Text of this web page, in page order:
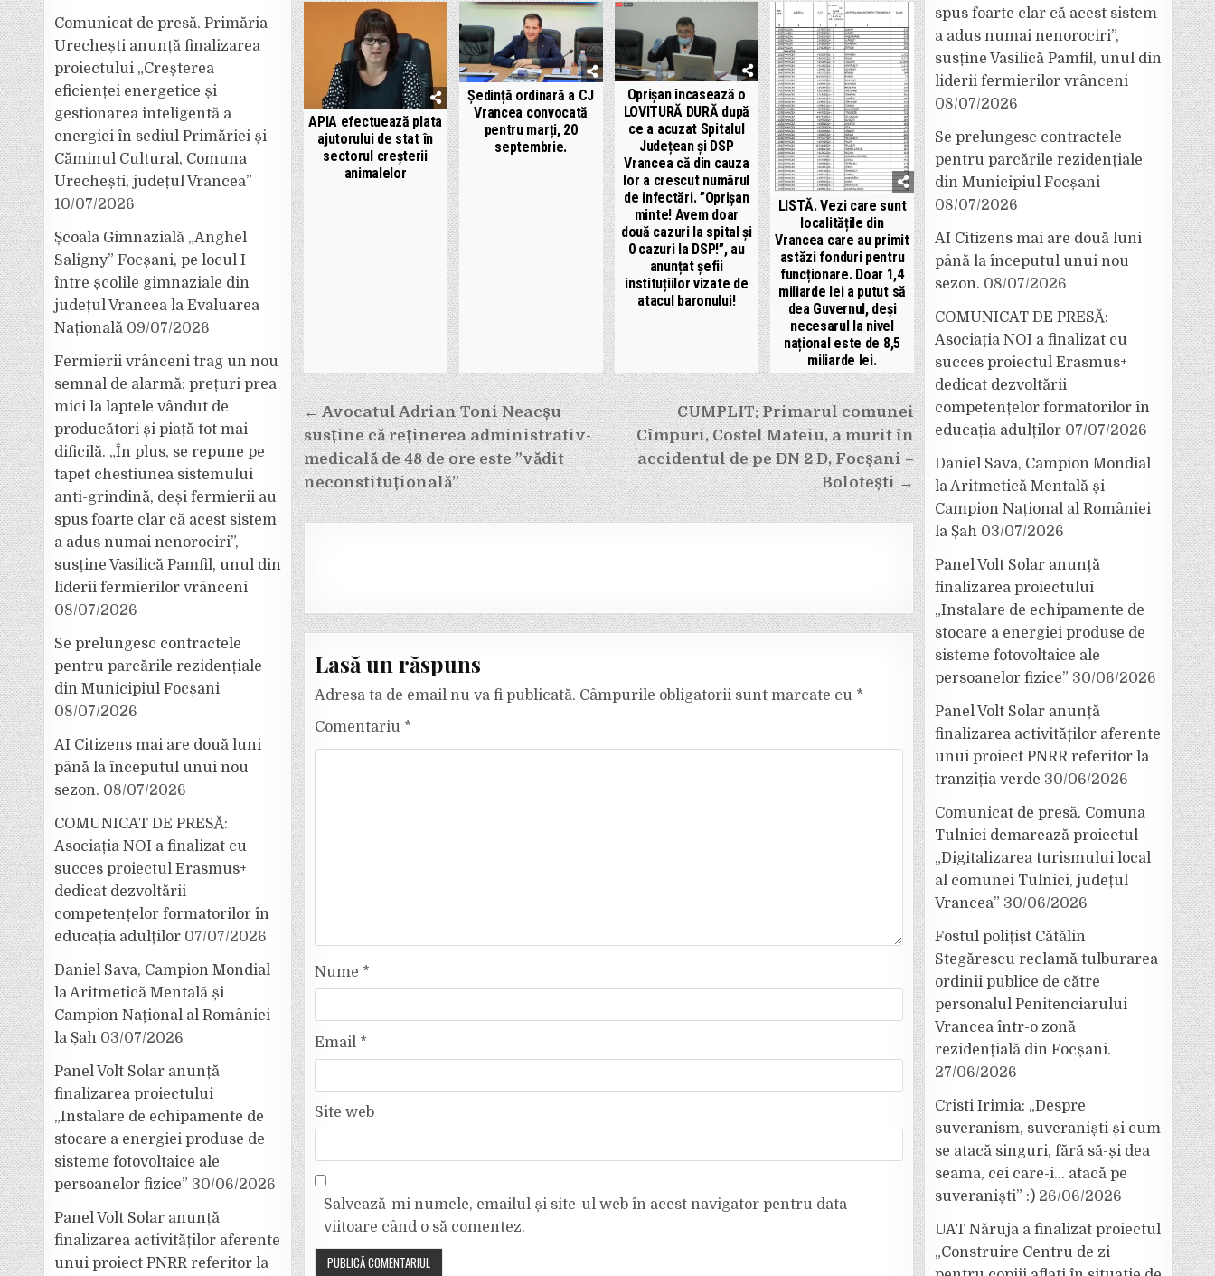
APIA efectuează plata
ajutorului de stat în
sectorul creșterii
animalelor
Ședință ordinară a CJ
Vrancea convocată
pentru marți, 20
septembrie.
Oprișan încasează o
LOVITURĂ DURĂ după
ce a acuzat Spitalul
Județean și DSP
Vrancea că din cauza
lor a crescut numărul
de infectări. ”Oprișan
minte! Avem doar
două cazuri la spital și
0 cazuri la DSP!”, au
anunțat șefii
instituțiilor vizate de
atacul baronului!
LISTĂ. Vezi care sunt
localitățile din
Vrancea care au primit
astăzi fonduri pentru
funcționare. Doar 1,4
miliarde lei a putut să
dea Guvernul, deși
necesarul la nivel
național este de 8,5
miliarde lei.
Navigare
în
articole
CUMPLIT: Primarul comunei
Cîmpuri, Costel Mateiu, a murit în
accidentul de pe DN 2 D, Focșani –
Bolotești →
← Avocatul Adrian Toni Neacșu
susține că reținerea administrativ-
medicală de 48 de ore este ”vădit
neconstituțională”
Lasă un răspuns
Adresa ta de email nu va fi publicată. Câmpurile obligatorii sunt marcate cu *
Comentariu *
Nume *
Email *
Site web
Salvează-mi numele, emailul și site-ul web în acest navigator pentru data
viitoare când o să comentez.
Comunicat de presă. Primăria
Urechești anunță finalizarea
proiectului „Creșterea
eficienței energetice și
gestionarea inteligentă a
energiei în sediul Primăriei și
Căminul Cultural, Comuna
Urechești, județul Vrancea”
10/07/2026
Școala Gimnazială „Anghel
Saligny” Focșani, pe locul I
între școlile gimnaziale din
județul Vrancea la Evaluarea
Națională 09/07/2026
Fermierii vrânceni trag un nou
semnal de alarmă: prețuri prea
mici la laptele vândut de
producători și piață tot mai
dificilă. „În plus, se repune pe
tapet chestiunea sistemului
anti-grindină, deși fermierii au
spus foarte clar că acest sistem
a adus numai nenorociri”,
susține Vasilică Pamfil, unul din
liderii fermierilor vrânceni
08/07/2026
Se prelungesc contractele
pentru parcările rezidențiale
din Municipiul Focșani
08/07/2026
AI Citizens mai are două luni
până la începutul unui nou
sezon. 08/07/2026
COMUNICAT DE PRESĂ:
Asociația NOI a finalizat cu
succes proiectul Erasmus+
dedicat dezvoltării
competențelor formatorilor în
educația adulților 07/07/2026
Daniel Sava, Campion Mondial
la Aritmetică Mentală și
Campion Național al României
la Șah 03/07/2026
Panel Volt Solar anunță
finalizarea proiectului
„Instalare de echipamente de
stocare a energiei produse de
sisteme fotovoltaice ale
persoanelor fizice” 30/06/2026
Panel Volt Solar anunță
finalizarea activităților aferente
unui proiect PNRR referitor la
spus foarte clar că acest sistem
a adus numai nenorociri”,
susține Vasilică Pamfil, unul din
liderii fermierilor vrânceni
08/07/2026
Se prelungesc contractele
pentru parcările rezidențiale
din Municipiul Focșani
08/07/2026
AI Citizens mai are două luni
până la începutul unui nou
sezon. 08/07/2026
COMUNICAT DE PRESĂ:
Asociația NOI a finalizat cu
succes proiectul Erasmus+
dedicat dezvoltării
competențelor formatorilor în
educația adulților 07/07/2026
Daniel Sava, Campion Mondial
la Aritmetică Mentală și
Campion Național al României
la Șah 03/07/2026
Panel Volt Solar anunță
finalizarea proiectului
„Instalare de echipamente de
stocare a energiei produse de
sisteme fotovoltaice ale
persoanelor fizice” 30/06/2026
Panel Volt Solar anunță
finalizarea activităților aferente
unui proiect PNRR referitor la
tranziția verde 30/06/2026
Comunicat de presă. Comuna
Tulnici demarează proiectul
„Digitalizarea turismului local
al comunei Tulnici, județul
Vrancea” 30/06/2026
Fostul polițist Cătălin
Stegărescu reclamă tulburarea
ordinii publice de către
personalul Penitenciarului
Vrancea într-o zonă
rezidențială din Focșani.
27/06/2026
Cristi Irimia: „Despre
suveranism, suveraniști și cum
se atacă singuri, fără să-și dea
seama, cei care-i… atacă pe
suveraniști” :) 26/06/2026
UAT Năruja a finalizat proiectul
„Construire Centru de zi